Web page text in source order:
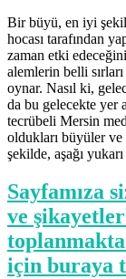
Bir büyü, en iyi
hocası tarafından
zaman etki
alemlerin belli
oynar. Nasıl ki,
da bu gelecekte yer
tecrübeli Mersin
oldukları büyüler
şekilde, aşağı
Sayfamıza
ve
için buraya